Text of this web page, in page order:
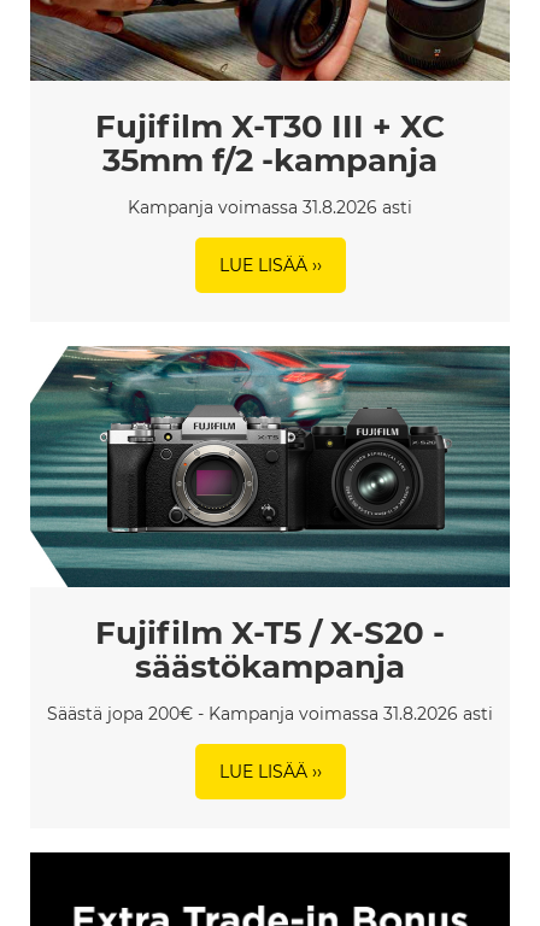
Fujifilm X-T30 III + XC
35mm f/2 -kampanja
Kampanja voimassa 31.8.2026 asti
LUE LISÄÄ ››
Fujifilm X-T5 / X-S20 -
säästökampanja
Säästä jopa 200€ - Kampanja voimassa 31.8.2026 asti
LUE LISÄÄ ››